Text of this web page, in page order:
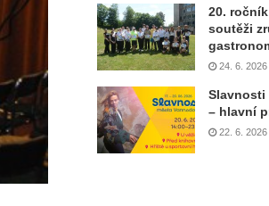
20.
soutěži
24. 6. 2026
Slavnosti
– hlavní
22. 6. 2026